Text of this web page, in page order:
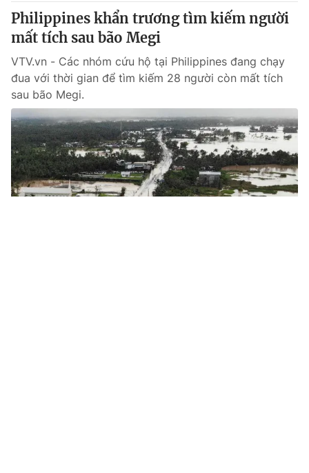
Philippines khẩn trương tìm kiếm người
mất tích sau bão Megi
VTV.vn - Các nhóm cứu hộ tại Philippines đang chạy
đua với thời gian để tìm kiếm 28 người còn mất tích
sau bão Megi.